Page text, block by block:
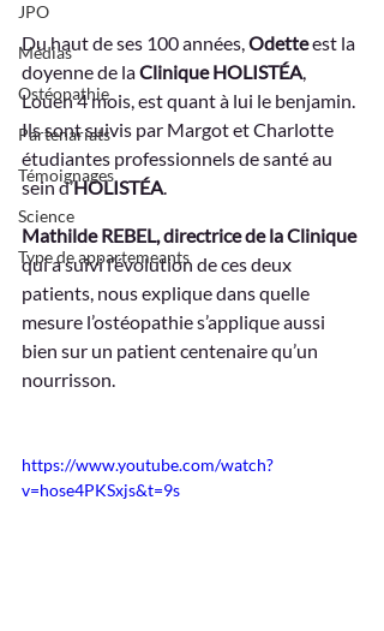
JPO
Médias
Ostéopathie
Partenariats
Témoignages
Science
Type de appartemeants
Du haut de ses 100 années, Odette est la
doyenne de la Clinique HOLISTÉA,
Louen 4 mois, est quant à lui le benjamin.
Ils sont suivis par Margot et Charlotte
étudiantes professionnels de santé au
sein d’HOLISTÉA.
Mathilde REBEL, directrice de la Clinique
qui a suivi l’évolution de ces deux
patients, nous explique dans quelle
mesure l’ostéopathie s’applique aussi
bien sur un patient centenaire qu’un
nourrisson.
https://www.youtube.com/watch?
v=hose4PKSxjs&t=9s